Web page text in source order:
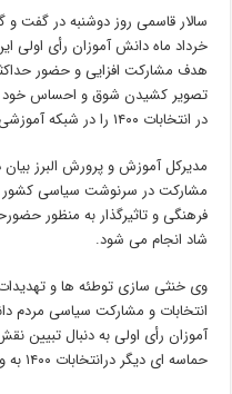
خرداد ماه دانش آموزان رأی اولی
هدف مشارکت افزایی و حضور
تصویر کشیدن شوق و احساس
در انتخابات ۱۴۰۰ را در شبکه آموزشی شاد کلید زدند.
مدیرکل آموزش و پرورش البرز بیان
مشارکت در سرنوشت سیاسی کشور
فرهنگی و تاثیرگذار به منظور
شاد انجام می شود.
وی خنثی سازی توطئه ها و
انتخابات و مشارکت سیاسی مردم
آموزان رأی اولی به دنبال تبیین
حماسه ای دیگر درانتخابات ۱۴۰۰ به ویژه درخانواده آموزش و پرورش هستند.